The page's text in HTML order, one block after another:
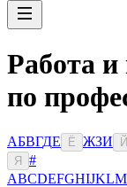
Работа и
по
АБВГДЕ Ё ЖЗИ Й
Я
#
ABCDEFGHIJKLM